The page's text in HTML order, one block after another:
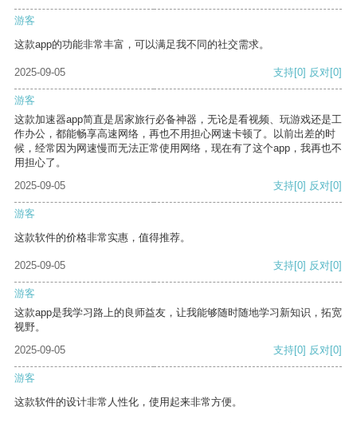
游客
这款app的功能非常丰富，可以满足我不同的社交需求。
2025-09-05 支持[0] 反对[0]
游客
这款加速器app简直是居家旅行必备神器，无论是看视频、玩游戏还是工
作办公，都能畅享高速网络，再也不用担心网速卡顿了。以前出差的时
候，经常因为网速慢而无法正常使用网络，现在有了这个app，我再也不
用担心了。
2025-09-05
支持[0] 反对[0]
游客
这款软件的价格非常实惠，值得推荐。
2025-09-05 支持[0] 反对[0]
游客
这款app是我学习路上的良师益友，让我能够随时随地学习新知识，拓宽
视野。
2025-09-05
支持[0] 反对[0]
游客
这款软件的设计非常人性化，使用起来非常方便。